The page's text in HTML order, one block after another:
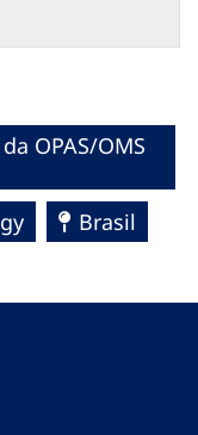
OPAS/OMS
Brasil